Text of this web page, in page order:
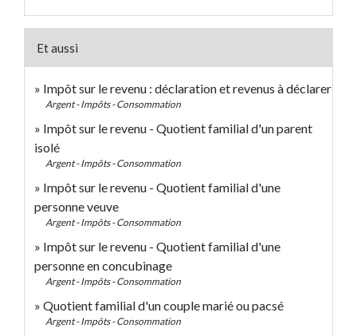
Et aussi
Impôt sur le revenu : déclaration et revenus à déclarer
Argent - Impôts - Consommation
Impôt sur le revenu - Quotient familial d'un parent
isolé
Argent - Impôts - Consommation
Impôt sur le revenu - Quotient familial d'une
personne veuve
Argent - Impôts - Consommation
Impôt sur le revenu - Quotient familial d'une
personne en concubinage
Argent - Impôts - Consommation
Quotient familial d'un couple marié ou pacsé
Argent - Impôts - Consommation